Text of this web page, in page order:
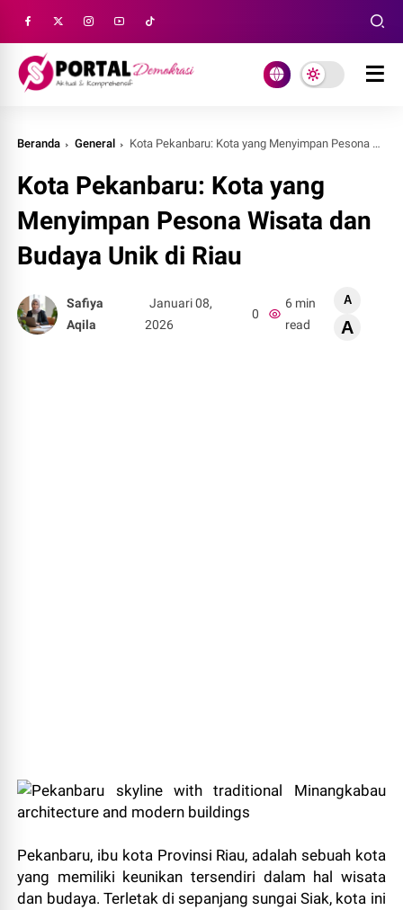
Beranda General Kota Pekanbaru: Kota yang Menyimpan Pesona Wisata dan Budaya Unik di Riau
Kota Pekanbaru: Kota yang
Menyimpan Pesona Wisata dan
Budaya Unik di Riau
Safiya
Aqila
Januari 08,
2026
0
6 min
read
A
A
Pekanbaru, ibu kota Provinsi Riau, adalah sebuah kota
yang memiliki keunikan tersendiri dalam hal wisata
dan budaya. Terletak di sepanjang sungai Siak, kota ini